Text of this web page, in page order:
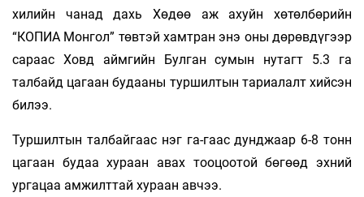
хилийн чанад дахь Хөдөө аж ахуйн хөтөлбөрийн
“КОПИА Монгол” төвтэй хамтран энэ оны дөрөвдүгээр
сараас Ховд аймгийн Булган сумын нутагт 5.3 га
талбайд цагаан будааны туршилтын тариалалт хийсэн
билээ.
Туршилтын талбайгаас нэг га-гаас дунджаар 6-8 тонн
цагаан будаа хураан авах тооцоотой бөгөөд эхний
ургацаа амжилттай хураан авчээ.